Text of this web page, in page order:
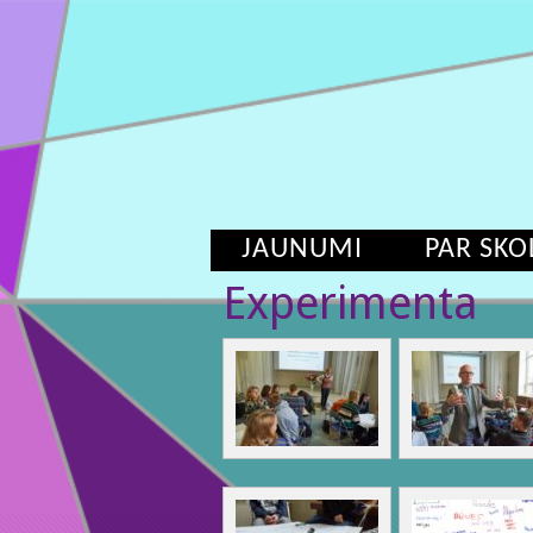
JAUNUMI PAR
Experimenta